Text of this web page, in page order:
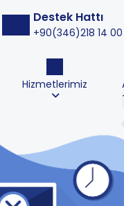
Destek Hattı
+90(346)218 14 00
Hizmetlerimiz